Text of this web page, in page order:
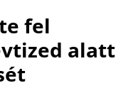
fel
alatt